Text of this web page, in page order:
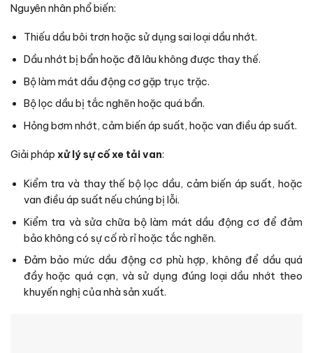
Nguyên nhân phổ biến:
Thiếu dầu bôi trơn hoặc sử dụng sai loại dầu nhớt.
Dầu nhớt bị bẩn hoặc đã lâu không được thay thế.
Bộ làm mát dầu động cơ gặp trục trặc.
Bộ lọc dầu bị tắc nghẽn hoặc quá bẩn.
Hỏng bơm nhớt, cảm biến áp suất, hoặc van điều áp suất.
Giải pháp xử lý sự cố xe tải van:
Kiểm tra và thay thế bộ lọc dầu, cảm biến áp suất, hoặc
van điều áp suất nếu chúng bị lỗi.
Kiểm tra và sửa chữa bộ làm mát dầu động cơ để đảm
bảo không có sự cố rò rỉ hoặc tắc nghẽn.
Đảm bảo mức dầu động cơ phù hợp, không để dầu quá
đầy hoặc quá cạn, và sử dụng đúng loại dầu nhớt theo
khuyến nghị của nhà sản xuất.